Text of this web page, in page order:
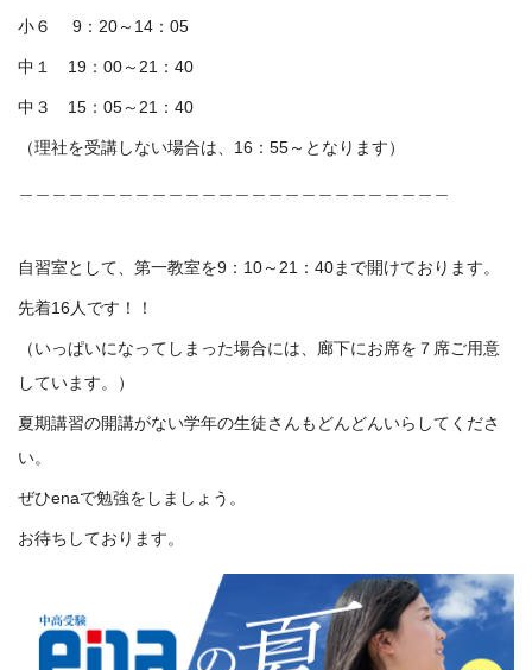
小６ 9：20～14：05
中１ 19：00～21：40
中３ 15：05～21：40
（理社を受講しない場合は、16：55～となります）
自習室として、第一教室を9：10～21：40まで開けております。
先着16人です！！
（いっぱいになってしまった場合には、廊下にお席を７席ご用意
しています。）
夏期講習の開講がない学年の生徒さんもどんどんいらしてくださ
い。
ぜひenaで勉強をしましょう。
お待ちしております。